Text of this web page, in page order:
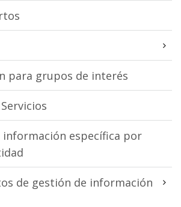
para grupos de interés
información específica por
de gestión de información